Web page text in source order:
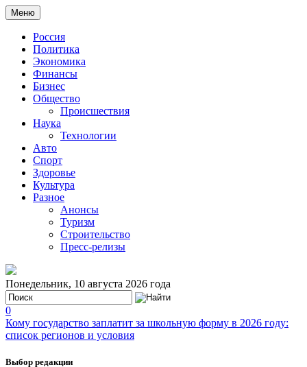
Меню
Россия
Политика
Экономика
Финансы
Бизнес
Общество
Происшествия
Наука
Технологии
Авто
Спорт
Здоровье
Культура
Разное
Анонсы
Туризм
Строительство
Пресс-релизы
Понедельник, 10 августа 2026 года
0
Кому государство заплатит за школьную форму в 2026 году:
список регионов и условия
Выбор редакции